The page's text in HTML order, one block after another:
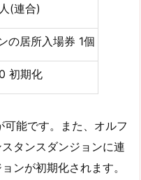
(連合)
の居所入場券 1個
初期化
能です。また、オルフ
タンスダンジョンに連
ンが初期化されます。